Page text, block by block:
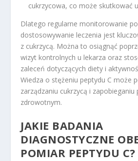
cukrzycowa, co może skutkować
Dlatego regularne monitorowanie
dostosowywanie leczenia jest
z cukrzycą. Można to osiągnąć
wizyt kontrolnych u lekarza oraz
zaleceń dotyczących diety i
Wiedza o stężeniu peptydu C może
zarządzaniu cukrzycą i zapobieganiu
zdrowotnym.
JAKIE BADANIA
DIAGNOSTYCZNE
POMIAR PEPTYDU C?